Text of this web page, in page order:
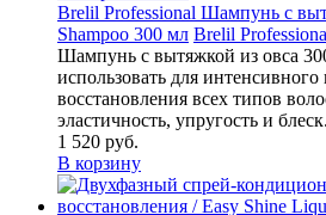
Brelil Professional Шампунь с
Shampoo 300 мл Brelil
Шампунь с вытяжкой из овса
использовать для
восстановления всех типов
эластичность, упругость и блеск.
1 520 руб.
В корзину